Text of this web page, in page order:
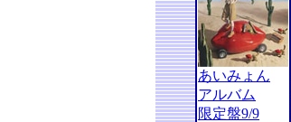
あいみょん
アルバム
限定盤9/9